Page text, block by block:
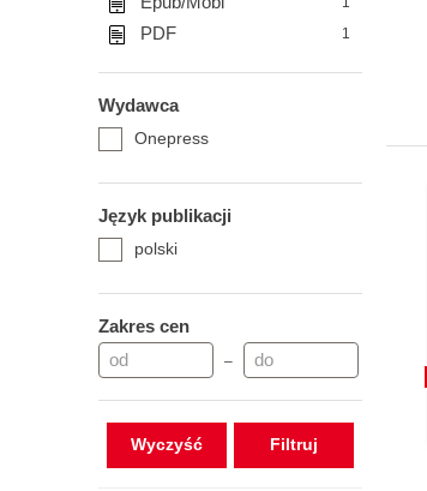
PDF 1
Wydawca
Onepress
Język publikacji
polski
Zakres cen
–
Wyczyść